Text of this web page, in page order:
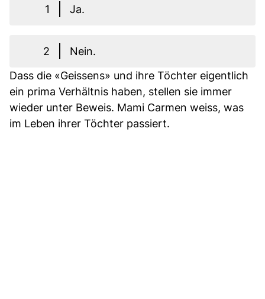
1 Ja.
2
Nein.
Dass die «Geissens» und ihre Töchter eigentlich
ein prima Verhältnis haben, stellen sie immer
wieder unter Beweis. Mami Carmen weiss, was
im Leben ihrer Töchter passiert.